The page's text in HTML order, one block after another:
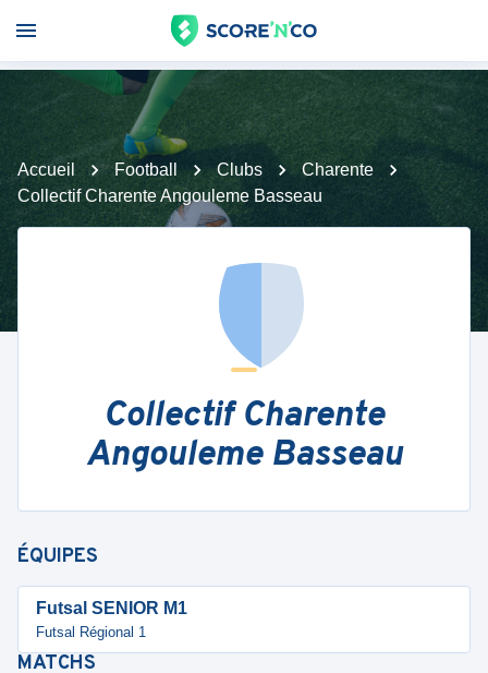
Accueil Football Clubs
Charente
Collectif Charente Angouleme Basseau
Collectif Charente
Angouleme Basseau
ÉQUIPES
Futsal SENIOR M1
Futsal Régional 1
MATCHS